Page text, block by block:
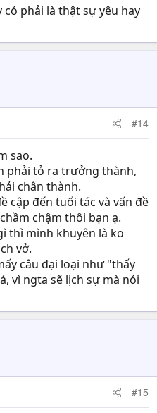
phải là thật sự yêu hay
#14
sao.
phải tỏ ra trưởng thành,
chân thành.
cập đến tuổi tác và vấn đề
chậm thôi bạn ạ.
thì mình khuyên là ko
vở.
câu đại loại như "thấy
vì ngta sẽ lịch sự mà nói
#15